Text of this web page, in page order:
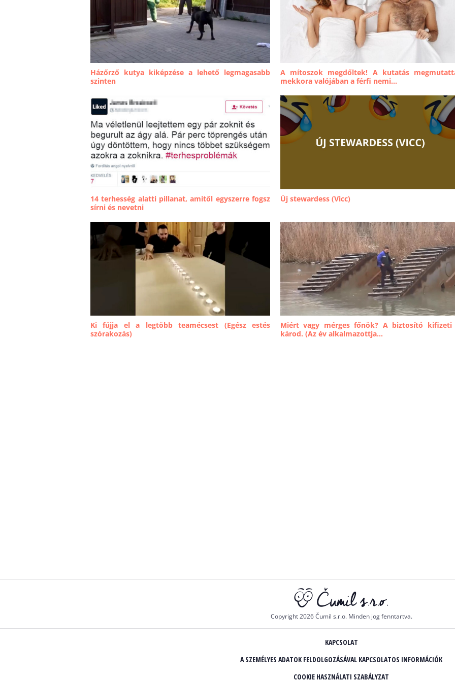
Házőrző kutya kiképzése a lehető legmagasabb
szinten
A mítoszok megdőltek! A kutatás
mekkora valójában a férfi nemi...
14 terhesség alatti pillanat, amitől egyszerre fogsz
sírni és nevetni
Új stewardess (Vicc)
Ki fújja el a legtöbb teamécsest (Egész estés
szórakozás)
Miért vagy mérges főnök? A biztosító kifizeti
károd. (Az év alkalmazottja...
Copyright 2026 Čumil s.r.o. Minden jog fenntartva.
KAPCSOLAT
A SZEMÉLYES ADATOK FELDOLGOZÁSÁVAL KAPCSOLATOS INFORMÁCIÓK
COOKIE HASZNÁLATI SZABÁLYZAT